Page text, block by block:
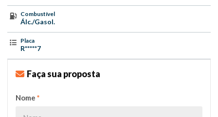
Combustível
Álc./Gasol.
Placa
R*****7
Faça sua proposta
Nome *